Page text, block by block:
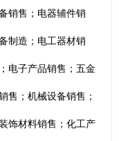
销售；电器辅件销
制造；电工器材销
电子产品销售；五金
售；机械设备销售；
饰材料销售；化工产